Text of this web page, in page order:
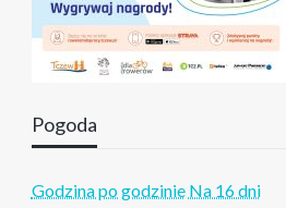
Pogoda
Godzina po godzinie Na 16 dni